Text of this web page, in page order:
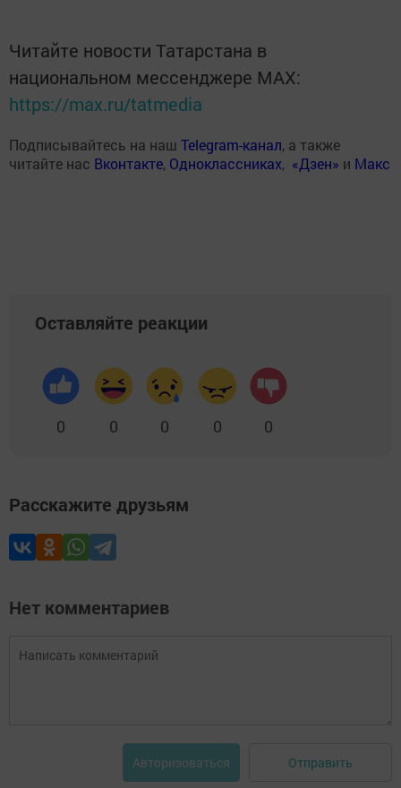
Читайте новости Татарстана в
национальном мессенджере MАХ:
https://max.ru/tatmedia
Подписывайтесь на наш Telegram-канал, а также
читайте нас Вконтакте, Одноклассниках, «Дзен» и Макс
Оставляйте реакции
0 0 0 0 0
Расскажите друзьям
Нет комментариев
Авторизоваться Отправить